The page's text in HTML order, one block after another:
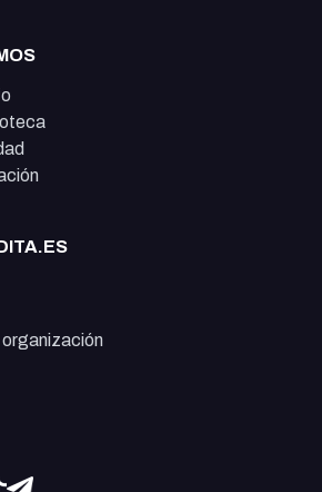
organización